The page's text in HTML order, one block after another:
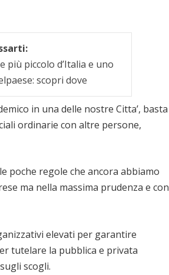
più piccolo d’Italia e uno
scopri dove
in una delle nostre Citta’, basta
ordinarie con altre persone,
poche regole che ancora abbiamo
ma nella massima prudenza e con
elevati per garantire
tutelare la pubblica e privata
scogli.